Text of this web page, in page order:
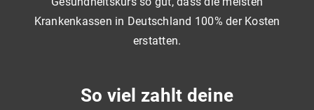
Krankenkassen in Deutschland 100% der Kosten
erstatten.
So viel zahlt deine